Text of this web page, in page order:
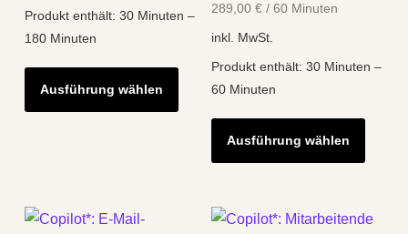
Produkt enthält: 30 Minuten –
180 Minuten
Ausführung wählen
Dieses
Produkt
weist
mehrere
Varianten
289,00 €/ 60 Minuten
inkl. MwSt.
Produkt enthält: 30 Minuten –
60 Minuten
Ausführung wählen
weist